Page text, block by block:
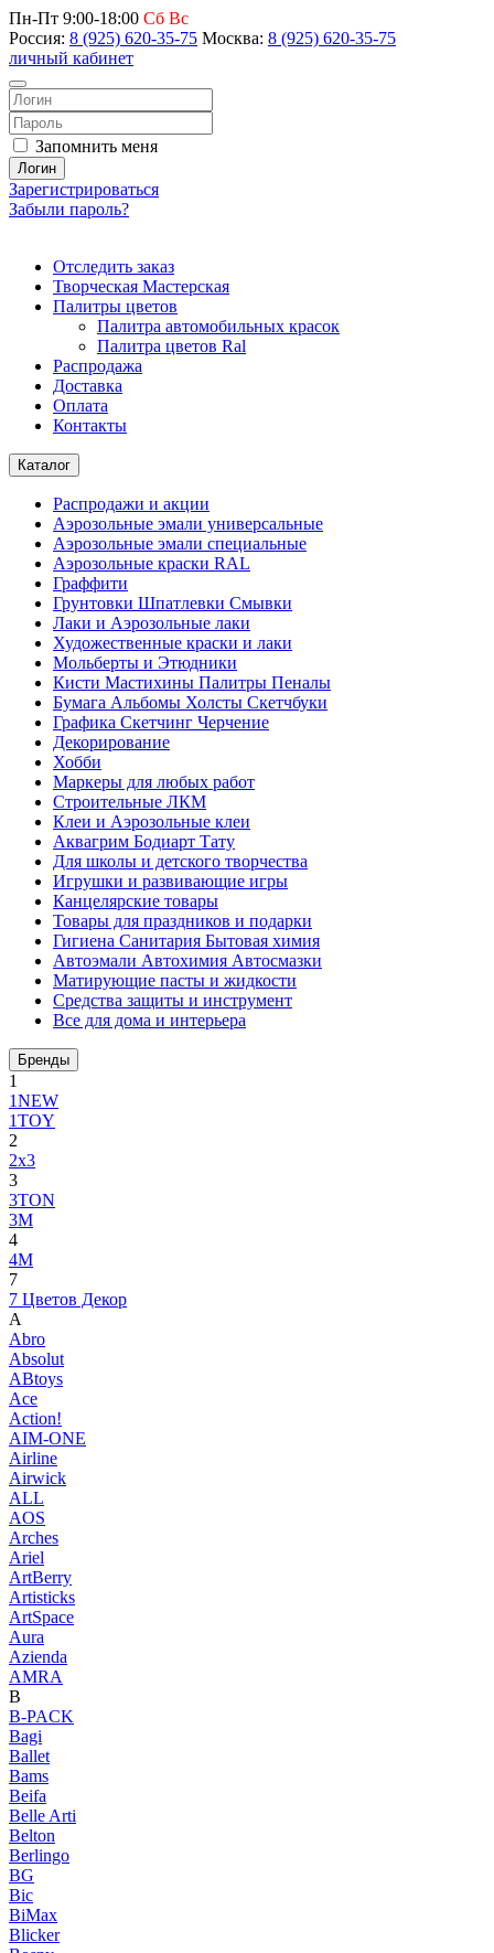
Пн-Пт 9:00-18:00 Сб Вс
Россия: 8 (925) 620-35-75 Москва: 8 (925) 620-35-75
личный кабинет
Запомнить меня
Логин
Зарегистрироваться
Забыли пароль?
Отследить заказ
Творческая Мастерская
Палитры цветов
Палитра автомобильных красок
Палитра цветов Ral
Распродажа
Доставка
Оплата
Контакты
Каталог
Распродажи и акции
Аэрозольные эмали универсальные
Аэрозольные эмали специальные
Аэрозольные краски RAL
Граффити
Грунтовки Шпатлевки Смывки
Лаки и Аэрозольные лаки
Художественные краски и лаки
Мольберты и Этюдники
Кисти Мастихины Палитры Пеналы
Бумага Альбомы Холсты Скетчбуки
Графика Скетчинг Черчение
Декорирование
Хобби
Маркеры для любых работ
Строительные ЛКМ
Клеи и Аэрозольные клеи
Аквагрим Бодиарт Тату
Для школы и детского творчества
Игрушки и развивающие игры
Канцелярские товары
Товары для праздников и подарки
Гигиена Санитария Бытовая химия
Автоэмали Автохимия Автосмазки
Матирующие пасты и жидкости
Средства защиты и инструмент
Все для дома и интерьера
Бренды
1
1NEW
1TOY
2
2x3
3
3TON
3М
4
4M
7
7 Цветов Декор
A
Abro
Absolut
ABtoys
Ace
Action!
AIM-ONE
Airline
Airwick
ALL
AOS
Arches
Ariel
ArtBerry
Artisticks
ArtSpace
Aura
Azienda
AМRA
B
B-PACK
Bagi
Ballet
Bams
Beifa
Belle Arti
Belton
Berlingo
BG
Bic
BiMax
Blicker